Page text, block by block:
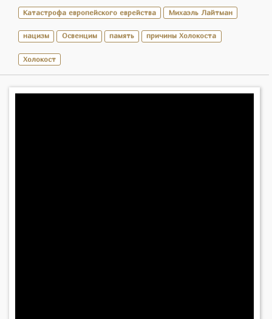
Катастрофа европейского еврейства Михаэль Лайтман
нацизм Освенцим память причины Холокоста
Холокост